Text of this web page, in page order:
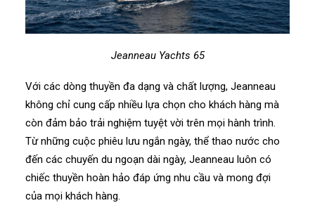
Jeanneau Yachts 65
Với các dòng thuyền đa dạng và chất lượng, Jeanneau
không chỉ cung cấp nhiều lựa chọn cho khách hàng mà
còn đảm bảo trải nghiệm tuyệt vời trên mọi hành trình.
Từ những cuộc phiêu lưu ngắn ngày, thể thao nước cho
đến các chuyến du ngoạn dài ngày, Jeanneau luôn có
chiếc thuyền hoàn hảo đáp ứng nhu cầu và mong đợi
của mọi khách hàng.